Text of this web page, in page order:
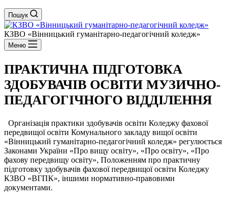
Пошук
КЗВО «Вінницький гуманітарно-педагогічний коледж»
Меню
ПРАКТИЧНА ПІДГОТОВКА
ЗДОБУВАЧІВ ОСВІТИ МУЗИЧНО-
ПЕДАГОГІЧНОГО ВІДДІЛЕННЯ
Організація практики здобувачів освіти Коледжу фахової
передвищої освіти Комунального закладу вищої освіти
«Вінницький гуманітарно-педагогічний коледж» регулюється
Законами України «Про вищу освіту», «Про освіту», «Про
фахову передвищу освіту», Положенням про практичну
підготовку здобувачів фахової передвищої освіти Коледжу
КЗВО «ВГПК», іншими нормативно-правовими
документами.